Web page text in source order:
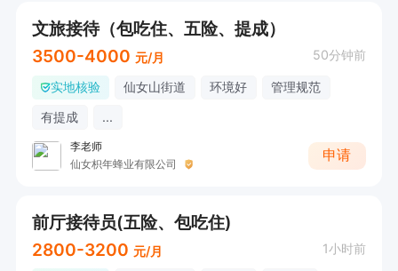
文旅接待（包吃住、五险、提成）
3500-4000 元/月 50分钟前
实地核验 仙女山街道 环境好
管理规范
有提成
...
李老师
仙女枳年蜂业有限公司
申请
前厅接待员(五险、包吃住)
2800-3200 元/月 1小时前